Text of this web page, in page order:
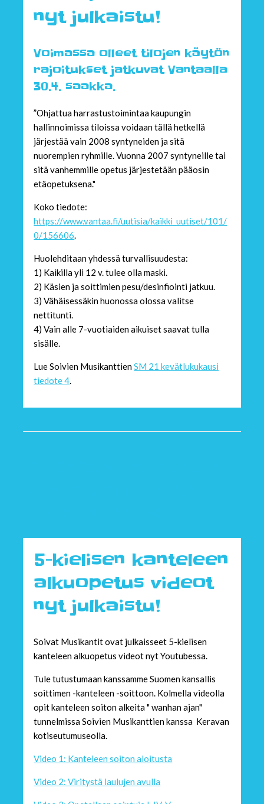
nyt julkaistu!
Voimassa olleet tilojen käytön
rajoitukset jatkuvat Vantaalla
30.4. saakka.
”Ohjattua harrastustoimintaa kaupungin
hallinnoimissa tiloissa voidaan tällä hetkellä
järjestää vain 2008 syntyneiden ja sitä
nuorempien ryhmille. Vuonna 2007 syntyneille tai
sitä vanhemmille opetus järjestetään pääosin
etäopetuksena."
Koko tiedote:
https://www.vantaa.fi/uutisia/kaikki_uutiset/101/
0/156606.
Huolehditaan yhdessä turvallisuudesta:
1) Kaikilla yli 12 v. tulee olla maski.
2) Käsien ja soittimien pesu/desinfiointi jatkuu.
3) Vähäisessäkin huonossa olossa valitse
nettitunti.
4) Vain alle 7-vuotiaiden aikuiset saavat tulla
sisälle.
Lue Soivien MusikanttienSM 21 kevätlukukausi
tiedote 4.
5-kielisen kanteleen
alkuopetus videot
nyt julkaistu!
Soivat Musikantit ovat julkaisseet 5-kielisen
kanteleen alkuopetus videot nyt Youtubessa.
Tule tutustumaan kanssamme Suomen kansallis
soittimen -kanteleen -soittoon. Kolmella videolla
opit kanteleen soiton alkeita " wanhan ajan"
tunnelmissa Soivien Musikanttien kanssa Keravan
kotiseutumuseolla.
Video 1: Kanteleen soiton aloitusta
Video 2: Viritystä laulujen avulla